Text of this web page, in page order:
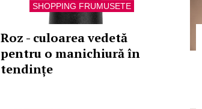
SHOPPING FRUMUSETE
Roz - culoarea vedetă
pentru o manichiură în
tendințe